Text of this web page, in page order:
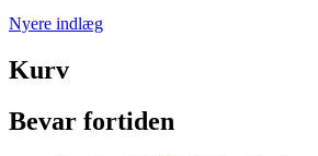
Navigation
til
indlæg
Nyere indlæg
Kurv
Bevar fortiden